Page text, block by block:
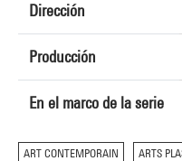
Dirección
Producción
En el marco de la serie
ART CONTEMPORAIN ARTS